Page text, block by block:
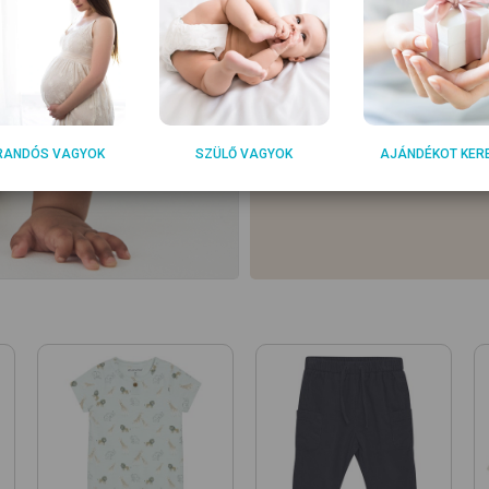
VAGYOK SZÜLŐ VAGYOK AJÁNDÉKOT